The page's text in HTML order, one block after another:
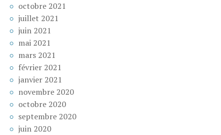
octobre 2021
juillet 2021
juin 2021
mai 2021
mars 2021
février 2021
janvier 2021
novembre 2020
octobre 2020
septembre 2020
juin 2020